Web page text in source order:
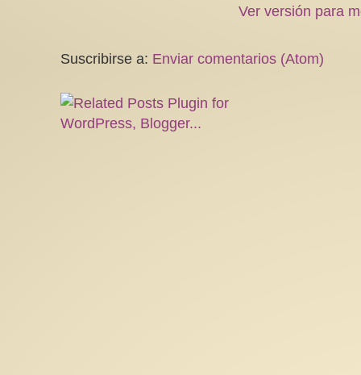
Ver versión para
Suscribirse a: Enviar comentarios (Atom)